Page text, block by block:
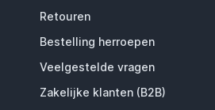
Retouren
Bestelling herroepen
Veelgestelde vragen
Zakelijke klanten (B2B)